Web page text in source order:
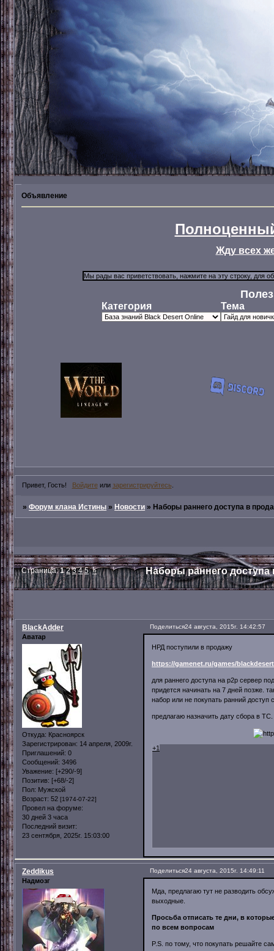
Объявление
Жду всех
Категория Тема
Привет, Гость! Войдитеили зарегистрируйтесь
»Форум клана Истины »Новости »Наборы раннего доступа в
Наборы раннего доступа
Страница:1 2 3 4 5 »
Поделиться24 августа, 2015г. 14:42:57
BlackAdder
Аватар
Откуда: Красноярск
Зарегистрирован: 14 апреля, 2009г.
Приглашений: 0
Сообщений: 3496
Уважение: [+290/-9]
Позитив: [+68/-2]
Пол: Мужской
Возраст: 52 [1974-07-22]
Провел на форуме:
30 дней 3 часа
Последний визит:
23 сентября, 2025г. 15:03:00
НРД поступили в продажу
https://gamenet.ru/games/
для раннего доступа на p2p сервер
придется начинать на 7 дней позже.
набор или не покупать ранний доступ
предлагаю назначить дату сбора в ТС.
+1
Поделиться24 августа, 2015г. 14:49:11
Zeddikus
Надмозг
Мда, предлагаю тут не разводить
выходные.
Просьба отписать те дни, в
по всем вопросам
P.S. по тому, что покупать решайте